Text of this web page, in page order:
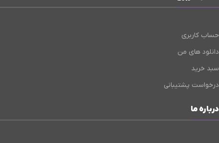
حساب کاربری
دانلود های من
سبد خرید
درخواست پشتیبانی
درباره ما